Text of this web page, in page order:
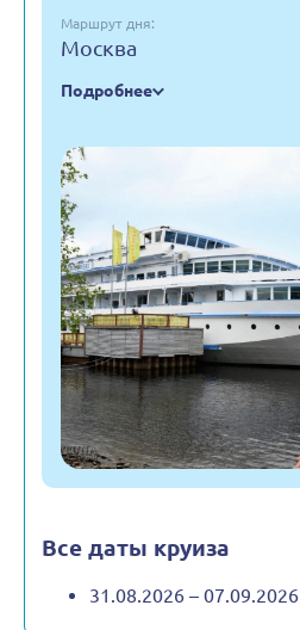
Маршрут дня:
Москва
Подробнее
Все даты круиза
31.08.2026 – 07.09.2026